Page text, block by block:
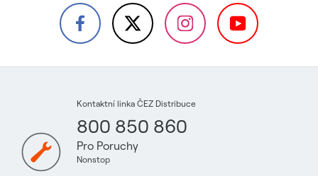
Kontaktní linka ČEZ Distribuce
800 850 860
Pro Poruchy
Nonstop